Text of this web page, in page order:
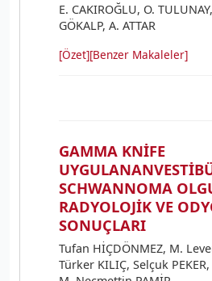
E. CAKIROĞLU, O.
GÖKALP, A. ATTAR
[Özet][Benzer Makaleler]
GAMMA KNİFE
SCHWANNOMA
RADYOLOJİK VE
SONUÇLARI
Tufan HİÇDÖNMEZ, M.
Türker KILIÇ, Selçuk